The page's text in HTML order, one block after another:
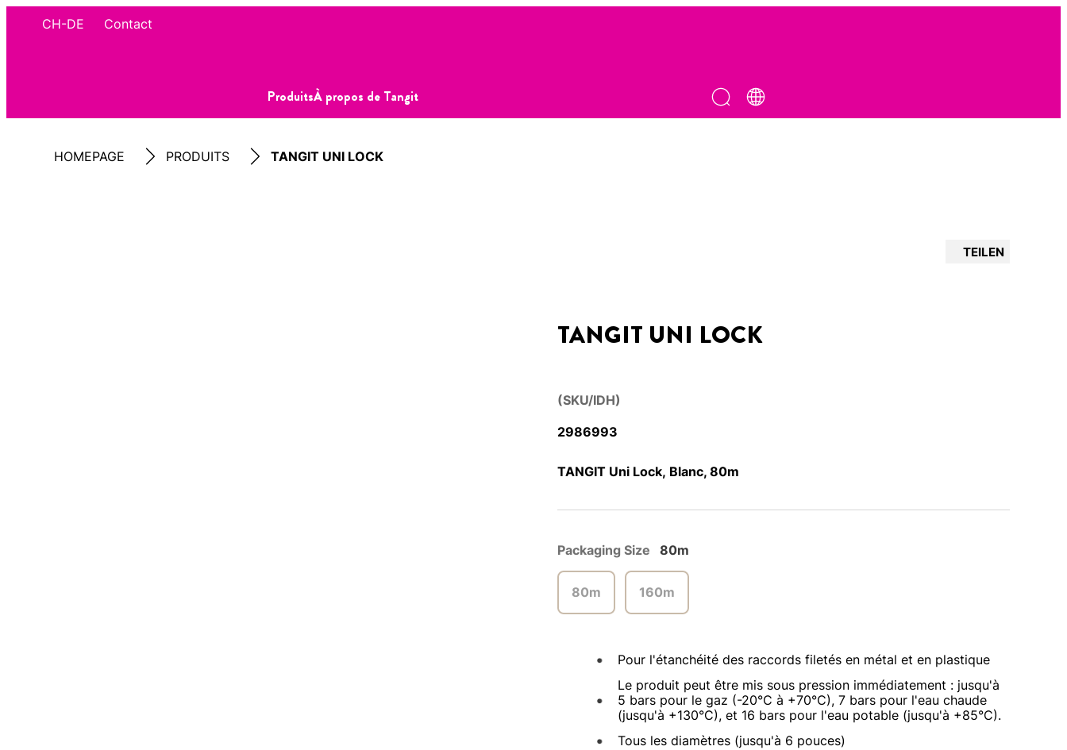
CH-DE Contact
ProduitsÀ propos de Tangit
HOMEPAGE PRODUITS TANGIT UNI LOCK
TEILEN
TANGIT UNI LOCK
(SKU/IDH)
2986993
TANGIT Uni Lock, Blanc, 80m
Packaging Size 80m
80m 160m
Pour l'étanchéité des raccords filetés en métal et en plastique
Le produit peut être mis sous pression immédiatement : jusqu'à
5 bars pour le gaz (-20°C à +70°C), 7 bars pour l'eau chaude
(jusqu'à +130°C), et 16 bars pour l'eau potable (jusqu'à +85°C).
Tous les diamètres (jusqu'à 6 pouces)